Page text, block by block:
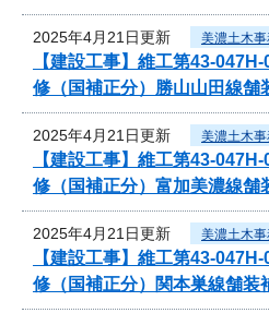
2025年4月21日更新 美濃土木
【建設工事】維工第43-
修（国補正分）勝山山田線舗
2025年4月21日更新 美濃土木
【建設工事】維工第43-
修（国補正分）富加美濃線舗
2025年4月21日更新 美濃土木
【建設工事】維工第43-
修（国補正分）関本巣線舗装